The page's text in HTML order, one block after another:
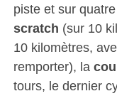
piste et sur
scratch (sur 10
10 kilomètres,
remporter), la
tours, le dernier